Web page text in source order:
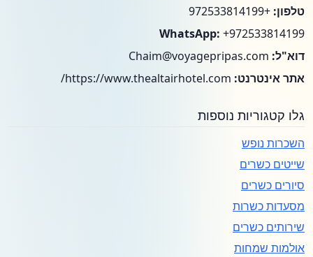
טלפון: +972533814199
WhatsApp: +972533814199
דוא"ל: Chaim@voyagepripas.com
אתר אינטרנט:
גלו קטגוריות נוספות
השכרות נופש
שייטים כשרים
סיורים כשרים
מסעדות כשרות
שירותים כשרים
אולמות שמחות